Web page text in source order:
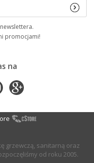
promocjami!
na
grzewczą, sanitarną oraz
od roku 2005.